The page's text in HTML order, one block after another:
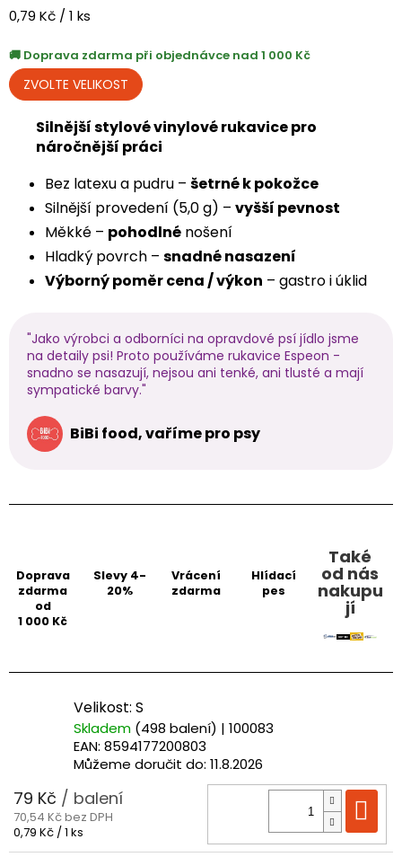
Měrná
0,79 Kč / 1 ks
Doprava zdarma při objednávce nad 1 000 Kč
Silnější stylové vinylové rukavice pro
náročnější práci
Bez latexu a pudru – šetrné k pokožce
Silnější provedení (5,0 g) – vyšší pevnost
Měkké – pohodlné nošení
Hladký povrch – snadné nasazení
Výborný poměr cena / výkon – gastro i úklid
"Jako výrobci a odborníci na opravdové psí jídlo jsme
na detaily psi! Proto používáme rukavice Espeon -
snadno se nasazují, nejsou ani tenké, ani tlusté a mají
sympatické barvy."
BiBi food, vaříme pro psy
Doprava
zdarma
od
1 000 Kč
Slevy 4-
20%
Vrácení
zdarma
Hlídací
pes
Také
od nás
nakupu
jí
Velikost: S
Skladem (498 balení) | 100083
EAN: 8594177200803
Můžeme doručit do: 11.8.2026
79 Kč / balení
70,54 Kč bez DPH
Měrná
0,79 Kč / 1 ks